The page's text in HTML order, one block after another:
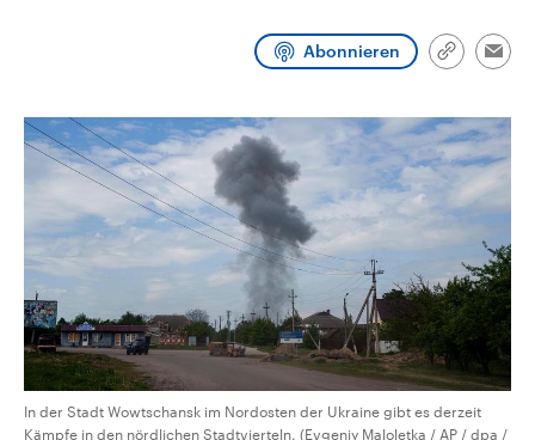
Wahlprogramme, aktuelle Berichte
und Hintergründe zu den Parteien
und Kandidaten der anstehenden
Programm Podcasts
Abonnieren
Link
In der Stadt Wowtschansk im Nordosten der Ukraine gibt es derzeit
Kämpfe in den nördlichen Stadtvierteln. (Evgeniy Maloletka / AP / dpa /